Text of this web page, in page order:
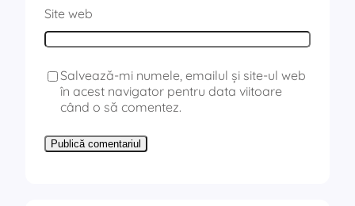
Site web
Salvează-mi numele, emailul și site-ul web
în acest navigator pentru data viitoare
când o să comentez.